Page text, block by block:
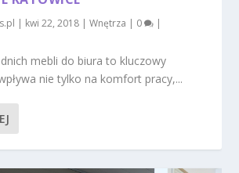
| kwi 22, 2018 |Wnętrza | 0 |
mebli do biura to kluczowy
nie tylko na komfort pracy,...